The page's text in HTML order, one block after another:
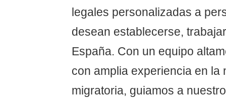
legales personalizadas a
desean establecerse,
España. Con un equipo
con amplia experiencia en la
migratoria, guiamos a